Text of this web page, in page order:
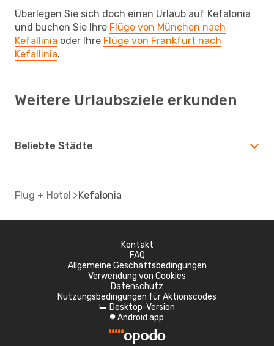
Überlegen Sie sich doch einen Urlaub auf Kefalonia
und buchen Sie Ihre Flüge von München nach
Kefallinia oder Ihre Flüge von Frankfurt nach
Kefallinia.
Weitere Urlaubsziele erkunden
Beliebte Städte
Flug + Hotel Kefalonia
Kontakt
FAQ
Allgemeine Geschäftsbedingungen
Verwendung von Cookies
Datenschutz
Nutzungsbedingungen für Aktionscodes
d Desktop-Version
A Android app